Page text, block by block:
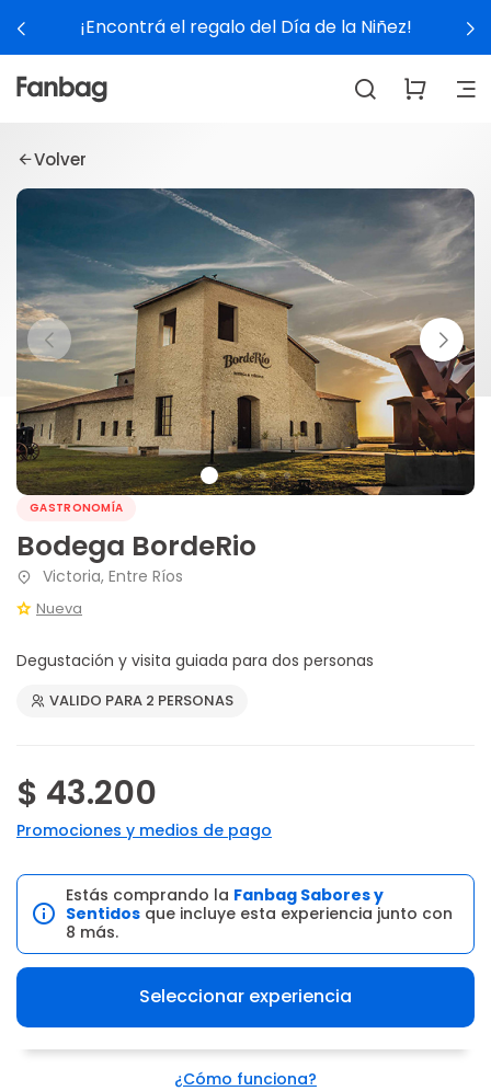
¡Encontrá el regalo del Día de la Niñez!
Volver
GASTRONOMÍA
Bodega BordeRio
Victoria, Entre Ríos
Nueva
Degustación y visita guiada para dos personas
VALIDO PARA 2 PERSONAS
$ 43.200
Promociones y medios de pago
Estás comprando la Fanbag Sabores y
Sentidos que incluye esta experiencia junto con
8 más.
Seleccionar experiencia
¿Cómo funciona?